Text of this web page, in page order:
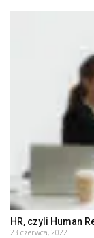
HR, czyli Human
23 czerwca, 2022